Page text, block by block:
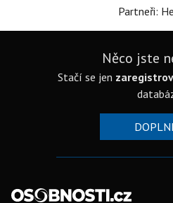
Partneři:
Něco jste
Stačí se jen